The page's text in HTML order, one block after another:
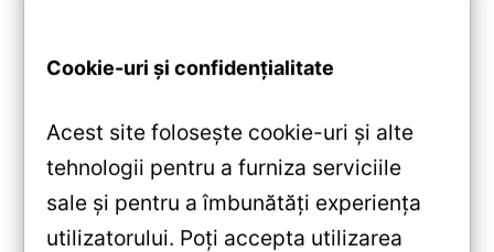
Ford Tourneo Custom 2012-2023
— Teyes — Recenzie Detaliată, Testare &
Recomandări
Tourneo Custom: ecran QLED 9-inch, Android 10,
Octa-core 1.8GHz, DSP 5.1, 4G/WiFi și Bluetooth 5.1.
Cookie-uri și confidențialitate
Acest site folosește cookie-uri și alte
tehnologii pentru a furniza serviciile
sale și pentru a îmbunătăți experiența
utilizatorului. Poți accepta utilizarea